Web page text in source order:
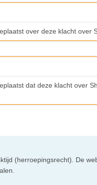
over deze klacht over
dat deze klacht over
(herroepingsrecht). De